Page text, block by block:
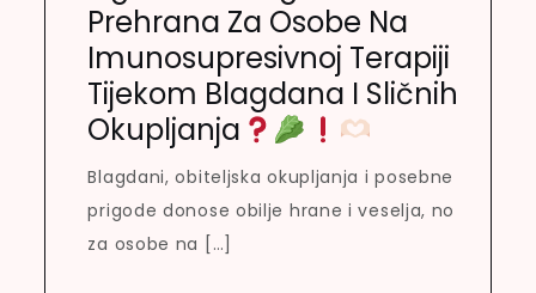
Prehrana Za Osobe Na
Imunosupresivnoj Terapiji
Tijekom Blagdana I Sličnih
Okupljanja
Blagdani, obiteljska okupljanja i posebne
prigode donose obilje hrane i veselja, no
za osobe na […]